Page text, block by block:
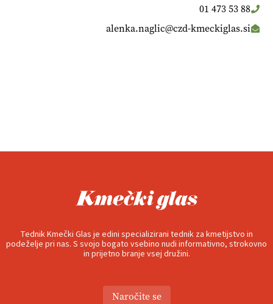
01 473 53 88
alenka.naglic@czd-kmeckiglas.si
Tednik Kmečki Glas je edini specializirani tednik za kmetijstvo in
podeželje pri nas. S svojo bogato vsebino nudi informativno, strokovno
in prijetno branje vsej družini.
Naročite se